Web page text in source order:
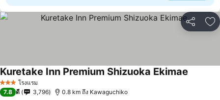
แชร์ เ
3 ดาว โรงแรม
Kuretake Inn Premium Shizuoka Ekimae
7.8 ดี 3,796 0.8 km ถึง Kawaguchiko